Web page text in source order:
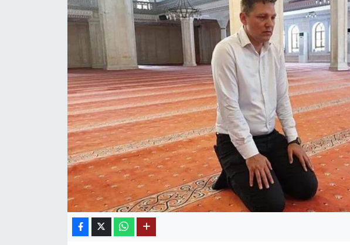
Röportaj
Köşe Yazıları
Karikatür Galeri
ASTROLOJİ
Spor Yazıları
Mektup Galeri